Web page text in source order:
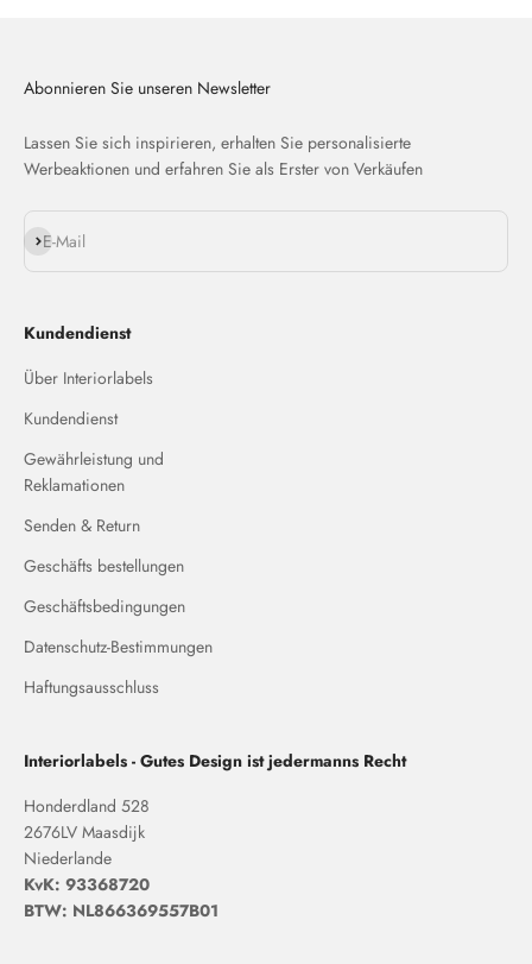
Abonnieren Sie unseren Newsletter
Lassen Sie sich inspirieren, erhalten Sie personalisierte
Werbeaktionen und erfahren Sie als Erster von Verkäufen
E-Mail
Abonnieren
Kundendienst
Über Interiorlabels
Kundendienst
Gewährleistung und
Reklamationen
Senden & Return
Geschäfts bestellungen
Geschäftsbedingungen
Datenschutz-Bestimmungen
Haftungsausschluss
Interiorlabels - Gutes Design ist jedermanns Recht
Honderdland 528
2676LV Maasdijk
Niederlande
KvK: 93368720
BTW: NL866369557B01